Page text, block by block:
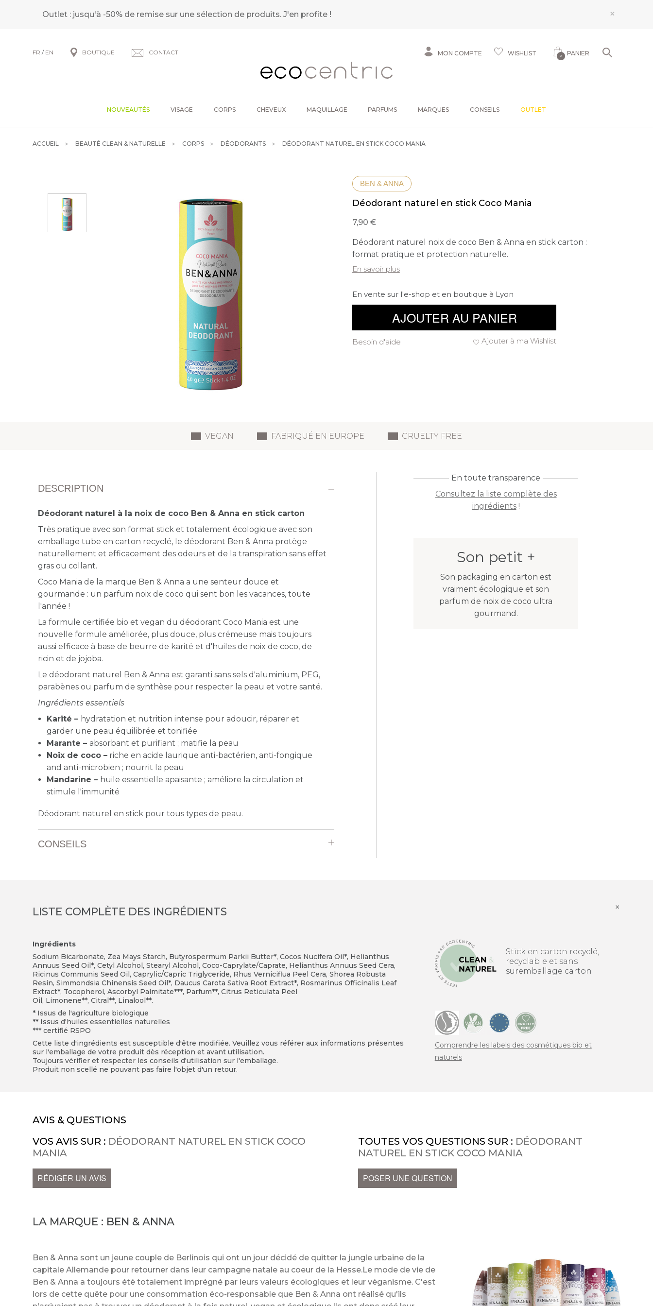
Outlet : jusqu'à -50% de remise sur une sélection de produits.J'en profite ! ×
FR / EN BOUTIQUE CONTACT MON COMPTE WISHLIST 0 PANIER
NOUVEAUTÉS VISAGE CORPS CHEVEUX MAQUILLAGE PARFUMS MARQUES CONSEILS OUTLET
ACCUEIL BEAUTÉ CLEAN & NATURELLE CORPS DÉODORANTS DÉODORANT NATUREL EN STICK COCO MANIA
BEN & ANNA
Déodorant naturel en stick Coco Mania
7,90
Déodorant naturel noix de coco Ben & Anna en stick carton :
format pratique et protection naturelle.
En savoir plus
En vente sur l'e-shop et en boutique à Lyon
AJOUTER AU PANIER
Ajouter à ma Wishlist
Besoin d'aide
VEGAN FABRIQUÉ EN EUROPE CRUELTY FREE
DESCRIPTION
Déodorant naturel à la noix de coco Ben & Anna en stick carton
Très pratique avec son format stick et totalement écologique avec son
emballage tube en carton recyclé, le déodorant Ben & Anna protège
naturellement et efficacement des odeurs et de la transpiration sans effet
gras ou collant.
Coco Mania de la marque Ben & Anna a une senteur douce et
gourmande : un parfum noix de coco qui sent bon les vacances, toute
l'année !
La formule certifiée bio et vegan du déodorant Coco Mania est une
nouvelle formule améliorée, plus douce, plus crémeuse mais toujours
aussi efficace à base de beurre de karité et d'huiles de noix de coco, de
ricin et de jojoba.
Le déodorant naturel Ben & Anna est garanti sans sels d'aluminium, PEG,
parabènes ou parfum de synthèse pour respecter la peau et votre santé.
Ingrédients essentiels
Karité – hydratation et nutrition intense pour adoucir, réparer et
garder une peau équilibrée et tonifiée
Marante – absorbant et purifiant ; matifie la peau
Noix de coco – riche en acide laurique anti-bactérien, anti-fongique
and anti-microbien ; nourrit la peau
Mandarine – huile essentielle apaisante ; améliore la circulation et
stimule l'immunité
Déodorant naturel en stick pour tous types de peau.
CONSEILS
En toute transparence
Consultez la liste complète des
ingrédients!
Son petit +
Son packaging en carton est
vraiment écologique et son
parfum de noix de coco ultra
gourmand.
LISTE COMPLÈTE DES INGRÉDIENTS ×
Ingrédients
Sodium Bicarbonate, Zea Mays Starch, Butyrospermum Parkii Butter*,Cocos Nucifera Oil*, Helianthus
Annuus Seed Oil*,Cetyl Alcohol,Stearyl Alcohol,Coco-Caprylate/Caprate, Helianthus Annuus Seed Cera,
Ricinus Communis Seed Oil,Caprylic/Capric Triglyceride, Rhus Verniciflua Peel Cera,Shorea Robusta
Resin,Simmondsia Chinensis Seed Oil*, Daucus Carota Sativa Root Extract*, Rosmarinus Officinalis Leaf
Extract*, Tocopherol,Ascorbyl Palmitate***, Parfum**,Citrus Reticulata Peel
Oil, Limonene**,Citral**, Linalool**.
* Issus de l'agriculture biologique
** Issus d'huiles essentielles naturelles
*** certifié RSPO
Cette liste d'ingrédients est susceptible d'être modifiée. Veuillez vous référer aux informations présentes
sur l'emballage de votre produit dès réception et avant utilisation.
Toujours vérifier et respecter les conseils d'utilisation sur l'emballage.
Produit non scellé ne pouvant pas faire l'objet d'un retour.
Stick en carton recyclé,
recyclable et sans
suremballage carton
Comprendre les labels des cosmétiques bio et
naturels
AVIS & QUESTIONS
VOS AVIS SUR : DÉODORANT NATUREL EN STICK COCO
MANIA
RÉDIGER UN AVIS
TOUTES VOS QUESTIONS SUR : DÉODORANT
NATUREL EN STICK COCO MANIA
POSER UNE QUESTION
LA MARQUE : BEN & ANNA
Ben & Anna sont un jeune couple de Berlinois qui ont un jour décidé de quitter la jungle urbaine de la
capitale Allemande pour retourner dans leur campagne natale au coeur de la Hesse.Le mode de vie de
Ben & Anna a toujours été totalement imprégné par leurs valeurs écologiques et leur véganisme. C'est
lors de cette quête pour une consommation éco-responsable que Ben & Anna ont réalisé qu'ils